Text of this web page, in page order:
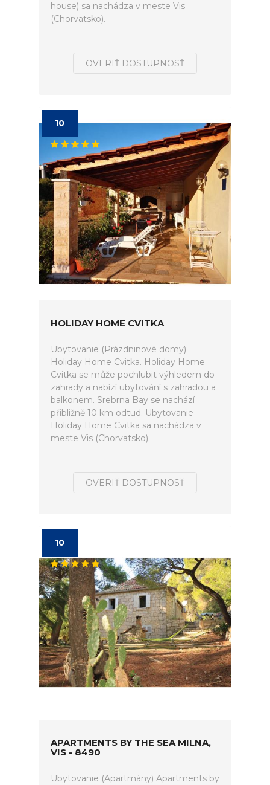
house) sa nachádza v meste Vis
(Chorvatsko).
OVERIŤ DOSTUPNOSŤ
10
HOLIDAY HOME CVITKA
Ubytovanie (Prázdninové domy)
Holiday Home Cvitka. Holiday Home
Cvitka se může pochlubit výhledem do
zahrady a nabízí ubytování s zahradou a
balkonem. Srebrna Bay se nachází
přibližně 10 km odtud. Ubytovanie
Holiday Home Cvitka sa nachádza v
meste Vis (Chorvatsko).
OVERIŤ DOSTUPNOSŤ
10
APARTMENTS BY THE SEA MILNA,
VIS - 8490
Ubytovanie (Apartmány) Apartments by